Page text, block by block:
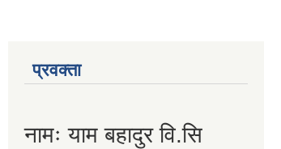
प्रवक्ता
नामः याम बहादुर वि.सि